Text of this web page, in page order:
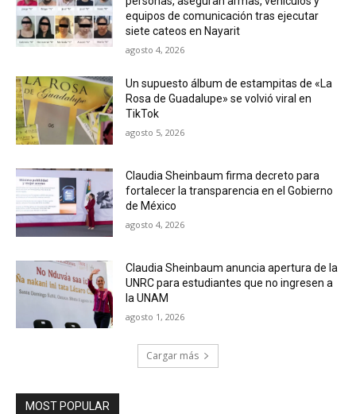
equipos de comunicación tras ejecutar
siete cateos en Nayarit
agosto 4, 2026
Un supuesto álbum de estampitas de «La
Rosa de Guadalupe» se volvió viral en
TikTok
agosto 5, 2026
Claudia Sheinbaum firma decreto para
fortalecer la transparencia en el Gobierno
de México
agosto 4, 2026
Claudia Sheinbaum anuncia apertura de la
UNRC para estudiantes que no ingresen a
la UNAM
agosto 1, 2026
Cargar más
MOST POPULAR